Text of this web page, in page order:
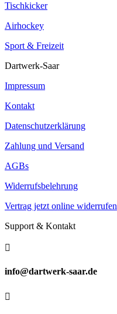
Tischkicker
Airhockey
Sport & Freizeit
Dartwerk-Saar
Impressum
Kontakt
Datenschutzerklärung
Zahlung und Versand
AGBs
Widerrufsbelehrung
Vertrag jetzt online widerrufen
Support & Kontakt

info@dartwerk-saar.de
